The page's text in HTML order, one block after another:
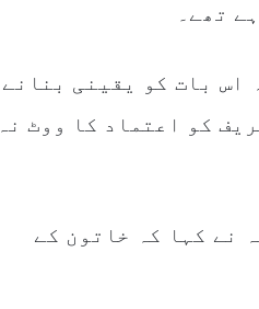
تھے۔
اس بات کو یقینی بنانے
کو اعتماد کا ووٹ نہ
نے کہا کہ خاتون کے